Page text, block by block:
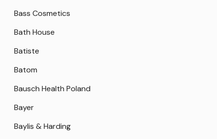
Bass Cosmetics
Bath House
Batiste
Batom
Bausch Health Poland
Bayer
Baylis & Harding